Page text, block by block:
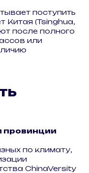
поступить
Китая (Tsinghua,
после полного
или
провинции
по климату,
ChinaVersity